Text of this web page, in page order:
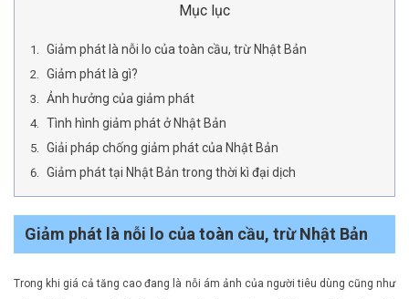
Mục lục
Giảm phát là nỗi lo của toàn cầu, trừ Nhật Bản
Giảm phát là gì?
Ảnh hưởng của giảm phát
Tình hình giảm phát ở Nhật Bản
Giải pháp chống giảm phát của Nhật Bản
Giảm phát tại Nhật Bản trong thời kì đại dịch
Giảm phát là nỗi lo của toàn cầu, trừ Nhật Bản
Trong khi giá cả tăng cao đang là nỗi ám ảnh của người tiêu dùng cũng như